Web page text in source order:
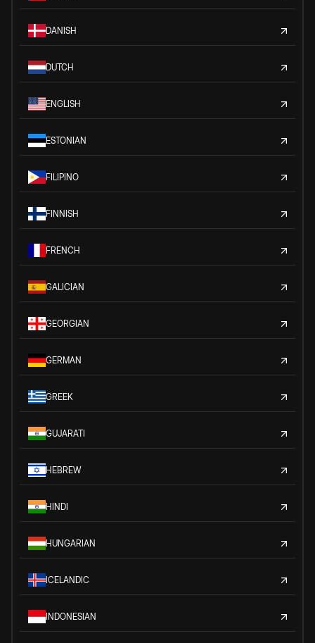
DANISH
DUTCH
ENGLISH
ESTONIAN
FILIPINO
FINNISH
FRENCH
GALICIAN
GEORGIAN
GERMAN
GREEK
GUJARATI
HEBREW
HINDI
HUNGARIAN
ICELANDIC
INDONESIAN